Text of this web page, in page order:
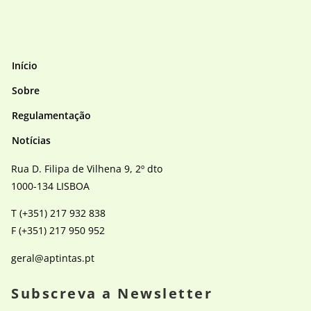
Início
Sobre
Regulamentação
Notícias
Rua D. Filipa de Vilhena 9, 2º dto
1000-134 LISBOA
T (+351) 217 932 838
F (+351) 217 950 952
geral@aptintas.pt
Subscreva a Newsletter